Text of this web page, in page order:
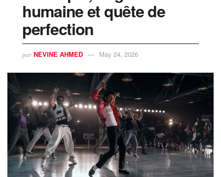
humaine et quête de
perfection
par NEVINE AHMED May 24, 2026